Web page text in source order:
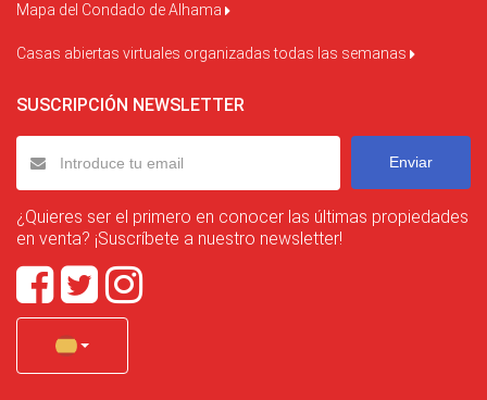
Mapa del Condado de Alhama
Casas abiertas virtuales organizadas todas las semanas
SUSCRIPCIÓN NEWSLETTER
Enviar
¿Quieres ser el primero en conocer las últimas propiedades
en venta? ¡Suscríbete a nuestro newsletter!